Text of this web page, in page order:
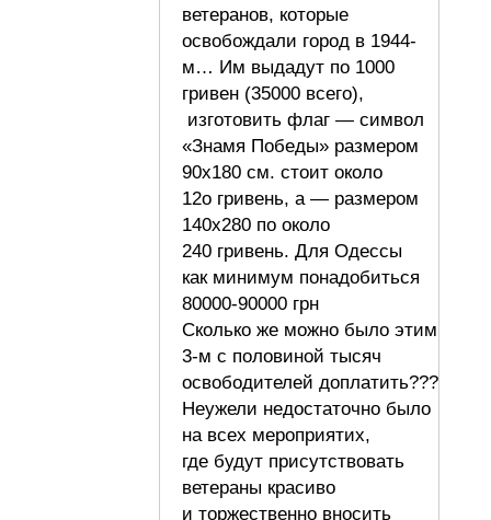
ветеранов, которые
освобождали город в 1944-
м… Им выдадут по 1000
гривен (35000 всего),
изготовить флаг — символ
«Знамя Победы» размером
90х180 см. стоит около
12о гривень, а — размером
140х280 по около
240 гривень. Для Одессы
как минимум понадобиться
80000-90000 грн
Сколько же можно было этим
3-м с половиной тысяч
освободителей доплатить???
Неужели недостаточно было
на всех мероприятих,
где будут присутствовать
ветераны красиво
и торжественно вносить